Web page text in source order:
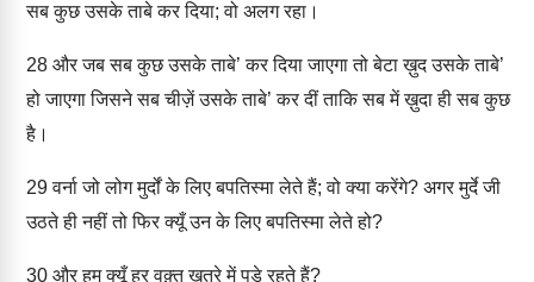
सब कुछ उसके ताबे कर दिया; वो अलग रहा।
28 और जब सब कुछ उसके ताबे’ कर दिया जाएगा तो बेटा ख़ुद उसके ताबे’
हो जाएगा जिसने सब चीज़ें उसके ताबे’ कर दीं ताकि सब में ख़ुदा ही सब कुछ
है।
29वर्ना जो लोग मुर्दों के लिए बपतिस्मा लेते हैं; वो क्या करेंगे? अगर मुर्दे जी
उठते ही नहीं तो फिर क्यूँ उन के लिए बपतिस्मा लेते हो?
30 और हम क्यूँ हर वक़्त ख़तरे में पड़े रहते हैं?